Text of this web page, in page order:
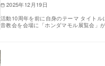
2025年12月19日
活動10周年を前に自身のテーマ タイト
音教会を会場に「ホンダマモル展覧会」